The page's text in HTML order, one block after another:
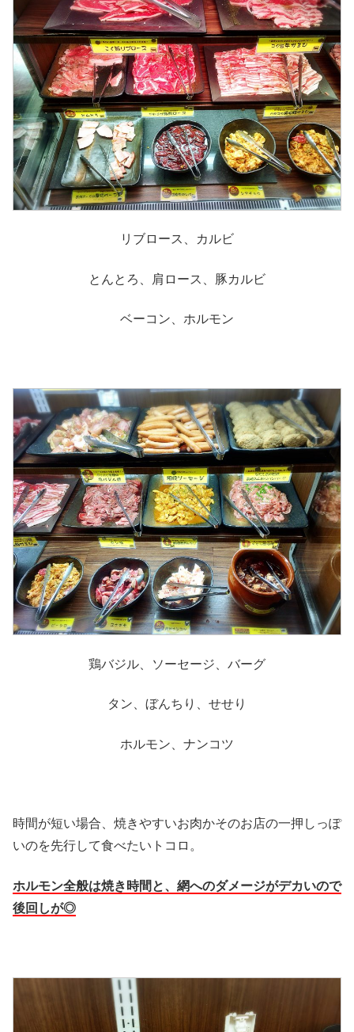
リブロース、カルビ
とんとろ、肩ロース、豚カルビ
ベーコン、ホルモン
鶏バジル、ソーセージ、バーグ
タン、ぼんちり、せせり
ホルモン、ナンコツ
時間が短い場合、焼きやすいお肉かそのお店の一押しっぽ
いのを先行して食べたいトコロ。
ホルモン全般は焼き時間と、網へのダメージがデカいので
後回しが◎